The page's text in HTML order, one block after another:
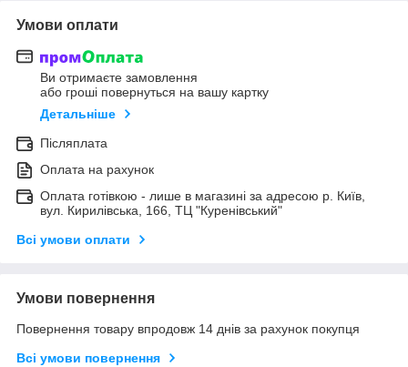
Умови оплати
Ви отримаєте замовлення
або гроші повернуться на вашу картку
Детальніше
Післяплата
Оплата на рахунок
Оплата готівкою - лише в магазині за адресою р. Київ,
вул. Кирилівська, 166, ТЦ "Куренівський"
Всі умови оплати
Умови повернення
Повернення товару впродовж 14 днів за рахунок покупця
Всі умови повернення